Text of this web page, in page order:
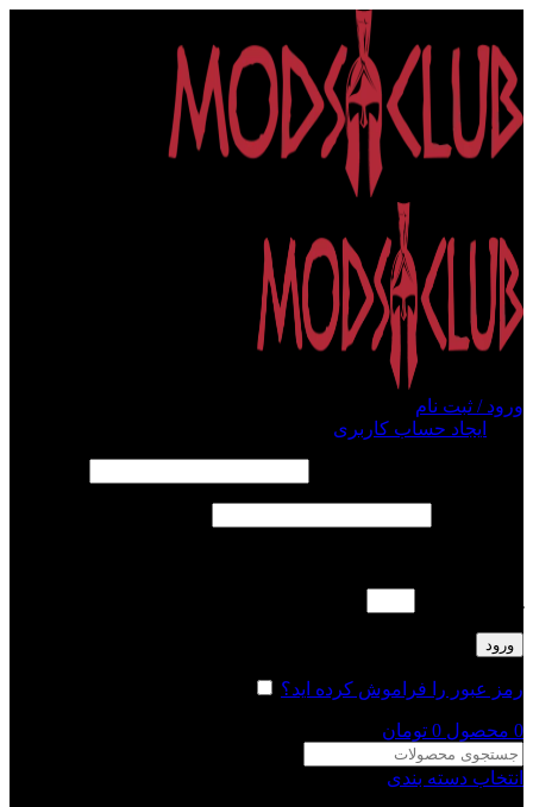
ورود / ثبت نام
ایجاد حساب کاربری
ورود
رمز عبور را فراموش کرده اید؟
0 محصول 0 تومان
انتخاب دسته بندی